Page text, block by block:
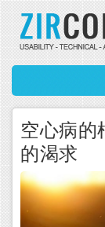
Skip to main content
空心病的
的渴求